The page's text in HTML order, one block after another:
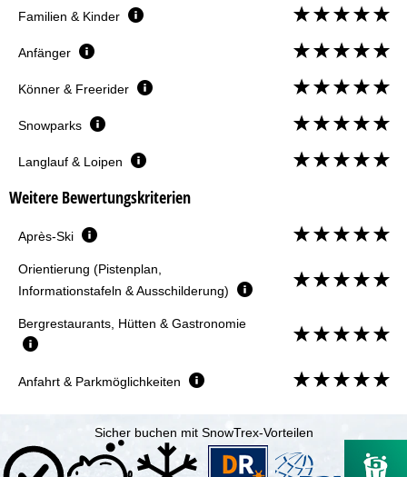
Familien & Kinder
Anfänger
Könner & Freerider
Snowparks
Langlauf & Loipen
Weitere Bewertungskriterien
Après-Ski
Orientierung (Pistenplan,
Informationstafeln & Ausschilderung)
Bergrestaurants, Hütten & Gastronomie
Anfahrt & Parkmöglichkeiten
Sicher buchen mit SnowTrex-Vorteilen